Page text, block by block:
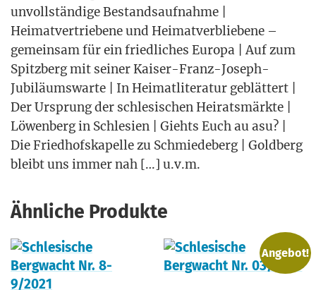
unvoll­stän­di­ge Bestands­auf­nah­me |
Hei­mat­ver­trie­be­ne und Hei­mat­ver­blie­be­ne –
gemein­sam für ein fried­li­ches Euro­pa | Auf zum
Spitz­berg mit sei­ner Kai­ser-Franz-Joseph-
Jubi­lä­ums­war­te | In Hei­mat­li­te­ra­tur geblät­tert |
Der Ursprung der schle­si­schen Hei­rats­märk­te |
Löwen­berg in Schle­si­en | Giehts Euch au asu? |
Die Fried­hofs­ka­pel­le zu Schmie­de­berg | Gold­berg
bleibt uns immer nah […] u.v.m.
Ähnliche Produkte
Angebot!